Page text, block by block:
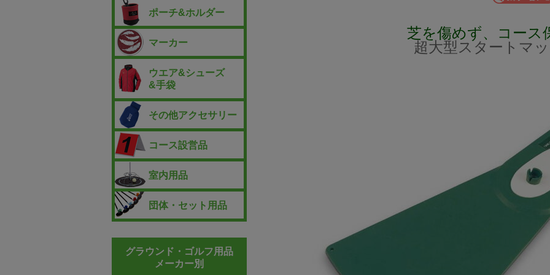
芝を傷めず、コース
超大型スタートマ
ポーチ&ホルダー
マーカー
ウエア&シューズ
&手袋
その他アクセサリー
コース設営品
室内用品
団体・セット用品
グラウンド・ゴルフ用品
メーカー別